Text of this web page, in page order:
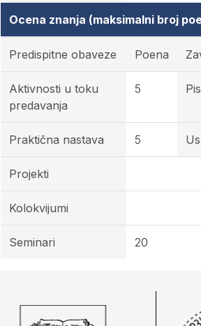
Ocena znanja (maksimalni broj
Predispitne obaveze Poena
Aktivnosti u toku
predavanja
5
Praktična nastava 5
Projekti
Kolokvijumi
Seminari 20